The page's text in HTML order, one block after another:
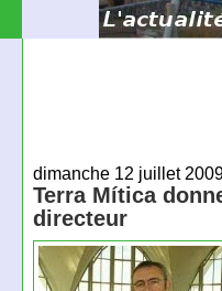
dimanche 12 juillet
Terra Mítica
directeur